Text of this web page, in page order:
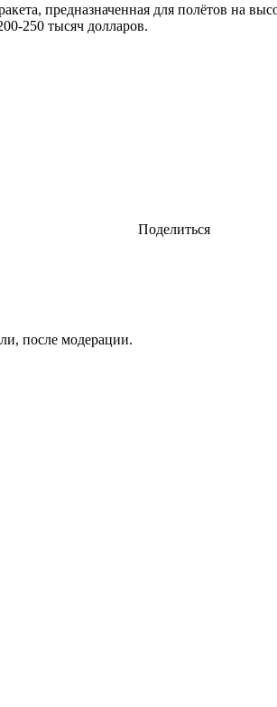
предназначенная для полётов на
250 тысяч долларов.
Поделиться
после модерации.